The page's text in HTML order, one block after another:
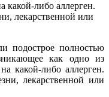
какой-либо аллерген.
лекарственной или
подострое полностью
как одно из
какой-либо аллерген.
лекарственной или